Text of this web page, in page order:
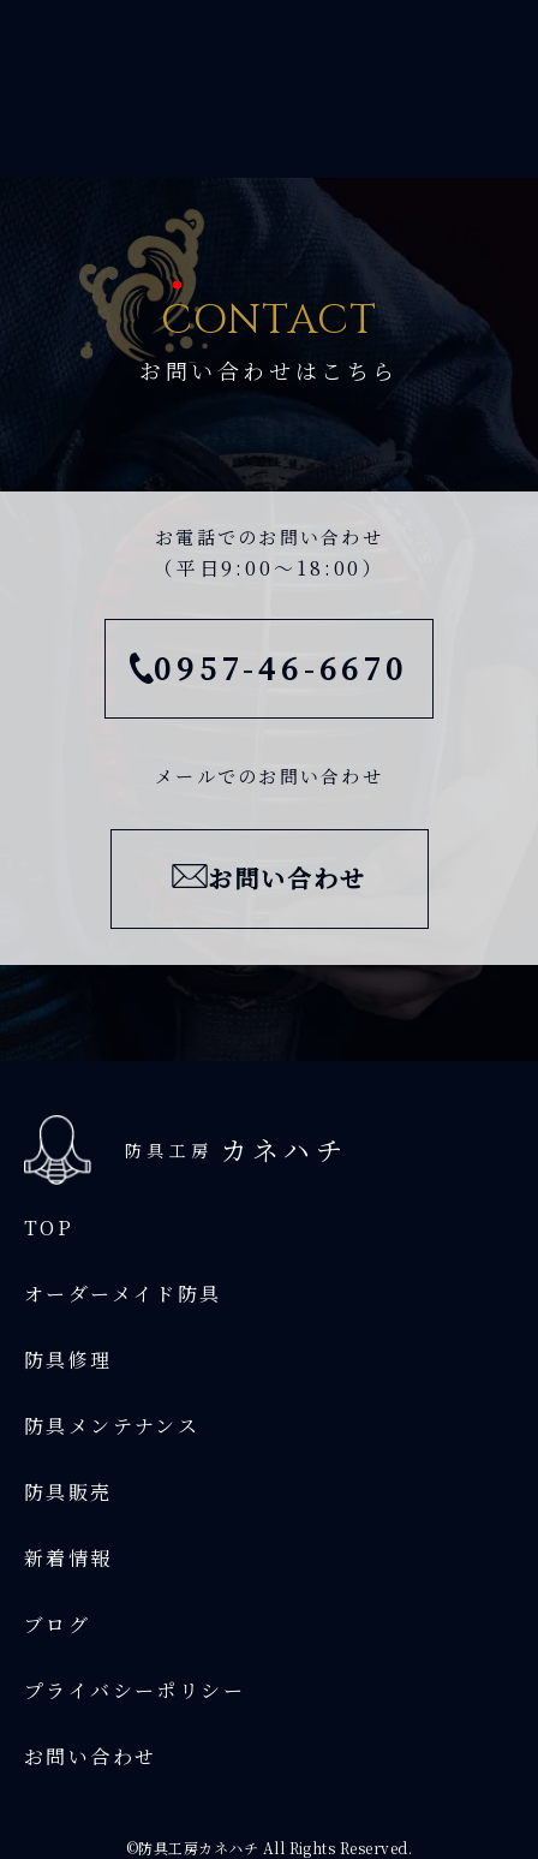
CONTACT
お問い合わせはこちら
お電話でのお問い合わせ
（平日9:00〜18:00）
0957-46-6670
メールでのお問い合わせ
お問い合わせ
防具工房 カネハチ
TOP
オーダーメイド防具
防具修理
防具メンテナンス
防具販売
新着情報
ブログ
プライバシーポリシー
お問い合わせ
©防具工房カネハチ All Rights Reserved.